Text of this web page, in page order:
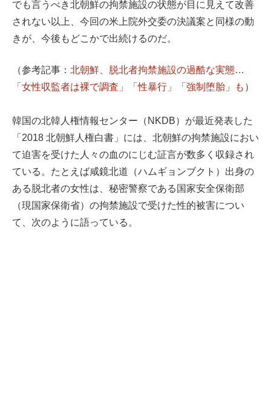
でも言うべき北朝鮮の拘禁施設の状態が目に見えて改善
されない以上、今回の米上院外交委の決議案と同様の動
きが、今後もどこかで出続けるのだ。
（参考記事： 北朝鮮、脱北者拘禁施設の過酷な実態…
「女性収監者は裸で調査」「性暴行」「強制堕胎」も ）
韓国の北韓人権情報センター（NKDB）が最近発表した
「2018 北朝鮮人権白書」には、北朝鮮の拘禁施設におい
て迫害を受けた人々の血のにじむ証言が数多く収録され
ている。たとえば咸鏡北道（ハムギョンブクト）出身の
ある脱北者の女性は、秘密警察である国家安全保衛部
（現国家保衛省）の拘禁施設で受けた性的被害につい
て、次のように語っている。